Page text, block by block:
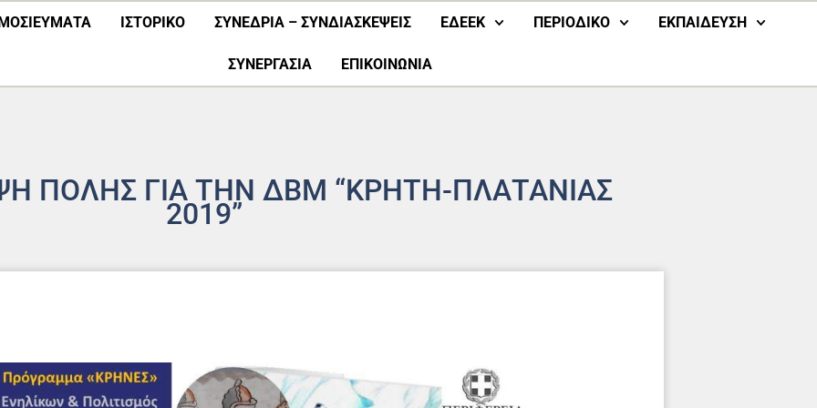
ΙΣΤΟΡΙΚΟ ΣΥΝΕΔΡΙΑ – ΣΥΝΔΙΑΣΚΕΨΕΙΣ ΕΔΕΕΚ ΠΕΡΙΟΔΙΚΟ ΕΚΠΑΙΔΕΥΣΗ
ΣΥΝΕΡΓΑΣΊΑ ΕΠΙΚΟΙΝΩΝΙΑ
ΠΟΛΗΣ ΓΙΑ ΤΗΝ ΔΒΜ “ΚΡΗΤΗ-ΠΛΑΤΑΝΙΑΣ
2019”